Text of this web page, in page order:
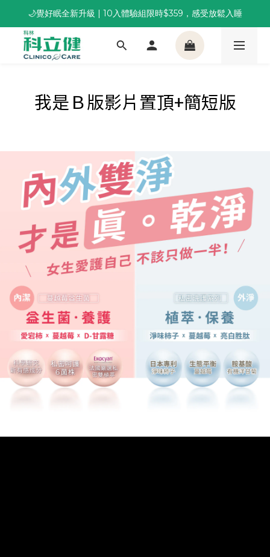
董事長推薦保養組合｜體驗價 $1,800 起，最高享 6 折
🌙覺好眠全新升級 | 10入體驗組限時$359，感受放鬆入睡
董事長推薦保養組合｜體驗價 $1,800 起，最高享 6 折
我是Ｂ版影片置頂+簡短版